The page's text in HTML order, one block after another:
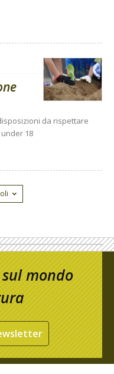
da rispettare
18
mondo